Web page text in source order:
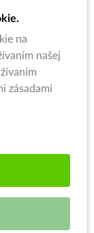
na
našej
zásadami